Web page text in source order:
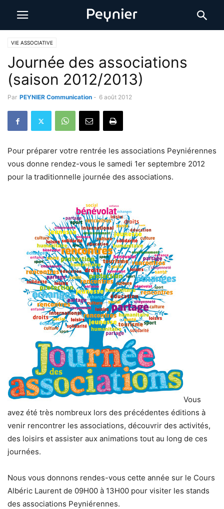
VIE ASSOCIATIVE
Journée des associations
(saison 2012/2013)
Par PEYNIER Communication - 6 août 2012
Pour préparer votre rentrée les associations Peyniérennes
vous donne rendez-vous le samedi 1er septembre 2012
pour la traditionnelle journée des associations.
Vous
avez été très nombreux lors des précédentes éditions à
venir rencontrer les associations, découvrir des activités,
des loisirs et assister aux animations tout au long de ces
journées.
Nous vous donnons rendes-vous cette année sur le Cours
Albéric Laurent de 09H00 à 13H00 pour visiter les stands
des associations Peyniérennes.